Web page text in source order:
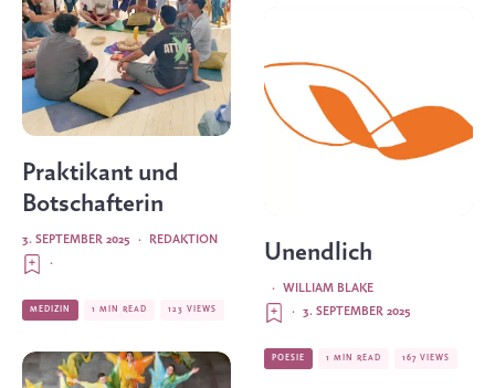
Praktikant und
Botschafterin
REDAKTION
·
3. SEPTEMBER 2025
·
MEDIZIN 1 MIN READ 123 VIEWS
Unendlich
WILLIAM BLAKE
·
3. SEPTEMBER 2025
·
POESIE 1 MIN READ 167 VIEWS